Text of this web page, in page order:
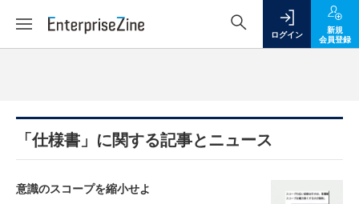
ログイン
新規
会員登録
「仕様書」に関する記事とニュース
意識のスコープを縮小せよ